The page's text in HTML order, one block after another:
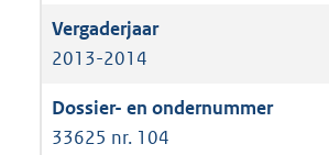
2013-2014
33625 nr. 104